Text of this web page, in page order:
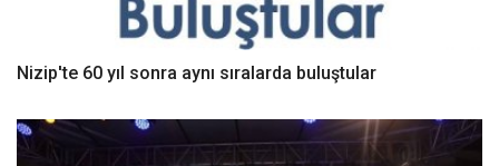
Nizip'te 60 yıl sonra aynı sıralarda buluştular